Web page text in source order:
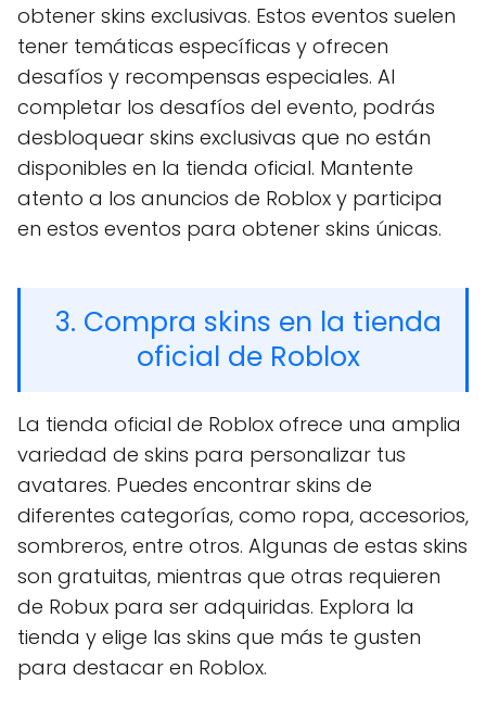
obtener skins exclusivas. Estos eventos suelen
tener temáticas específicas y ofrecen
desafíos y recompensas especiales. Al
completar los desafíos del evento, podrás
desbloquear skins exclusivas que no están
disponibles en la tienda oficial. Mantente
atento a los anuncios de Roblox y participa
en estos eventos para obtener skins únicas.
3. Compra skins en la tienda
oficial de Roblox
La tienda oficial de Roblox ofrece una amplia
variedad de skins para personalizar tus
avatares. Puedes encontrar skins de
diferentes categorías, como ropa, accesorios,
sombreros, entre otros. Algunas de estas skins
son gratuitas, mientras que otras requieren
de Robux para ser adquiridas. Explora la
tienda y elige las skins que más te gusten
para destacar en Roblox.